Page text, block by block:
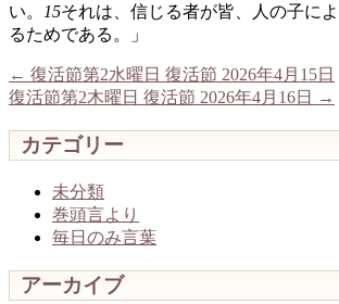
い。 15それは、信じる者が皆、人の子に
るためである。」
← 復活節第2水曜日 復活節 2026年4月15日
復活節第2木曜日 復活節 2026年4月16日
→
カテゴリー
未分類
巻頭言より
毎日のみ言葉
アーカイブ